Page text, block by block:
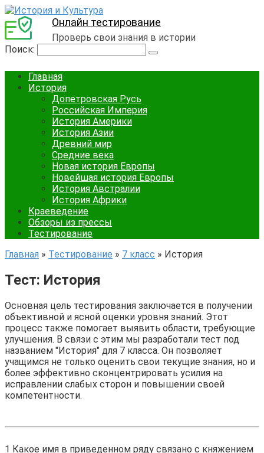
Онлайн тестирование
Проверь свои знания в истории
Поиск:
Главная
История
Допетровская Русь
Российская Империя
История Америки
История Азии
Древний мир
Средние века
Новая история Европы
Новейшая история Европы
История Австралии
История Африки
Краеведение
Обзоры из прессы
Тестирование
Главная » Тестирование » 7 класс » История
Тест: История
Основная цель тестирования заключается в получении
объективной и ясной оценки уровня знаний. Этот
процесс также помогает выявить области, требующие
улучшения. В связи с этим мы разработали тест под
названием "История" для 7 класса. Он позволяет
учащимся не только оценить свои текущие знания, но и
более эффективно сконцентрировать усилия на
исправлении слабых сторон и повышении своей
компетентности.
1 Какое имя в приведенном ряду связано с княжением